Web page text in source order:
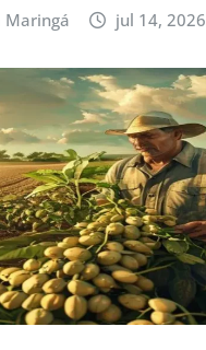
Maringá jul 14, 2026